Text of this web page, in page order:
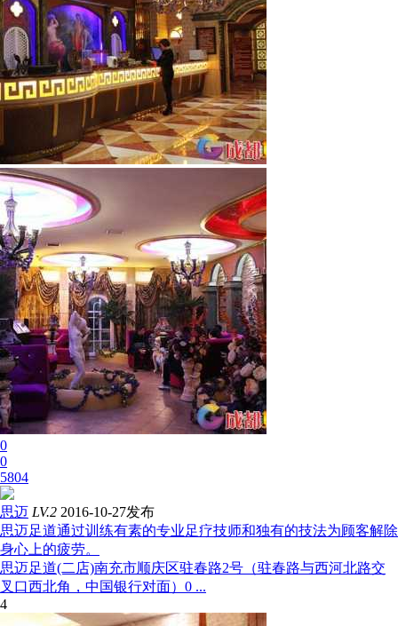
0
0
5804
思迈 LV.2 2016-10-27发布
思迈足道通过训练有素的专业足疗技师和独有的技法为顾客解除
身心上的疲劳。
思迈足道(二店)南充市顺庆区驻春路2号（驻春路与西河北路交
叉口西北角，中国银行对面）0 ...
4